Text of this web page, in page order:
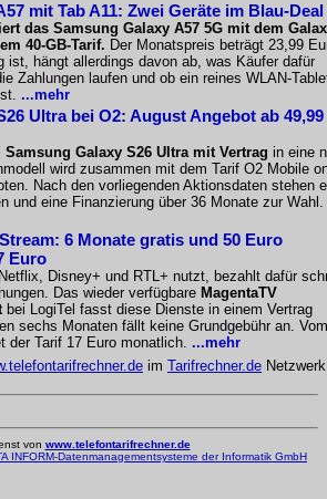
mit Tab A11: Zwei Geräte im Blau-Deal
das Samsung Galaxy A57 5G mit dem
40-GB-Tarif. Der Monatspreis beträgt 23,99
ist, hängt allerdings davon ab, was Käufer dafür
Zahlungen laufen und ob ein reines WLAN-
...mehr
Ultra bei O2: August Angebot ab 49,99
Samsung Galaxy S26 Ultra mit Vertrag in eine
wird zusammen mit dem Tarif O2 Mobile
Nach den vorliegenden Aktionsdaten stehen
und eine Finanzierung über 36 Monate zur Wahl.
6 Monate gratis und 50 Euro
Euro
Disney+ und RTL+ nutzt, bezahlt dafür
Das wieder verfügbare MagentaTV
bei LogiTel fasst diese Dienste in einem Vertrag
sechs Monaten fällt keine Grundgebühr an. Vom
der Tarif 17 Euro monatlich. ...mehr
im Tarifrechner.de Netzwerk
von www.telefontarifrechner.de
INFORM-Datenmanagementsysteme der Informatik GmbH